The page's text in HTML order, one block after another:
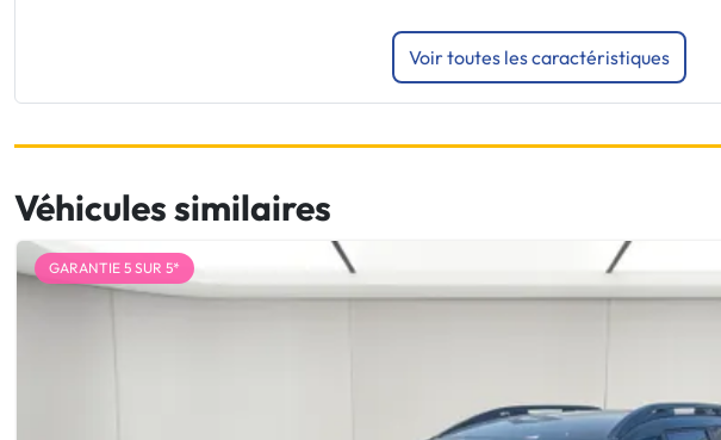
Voir toutes les caractéristiques
Véhicules similaires
GARANTIE 5 SUR 5*